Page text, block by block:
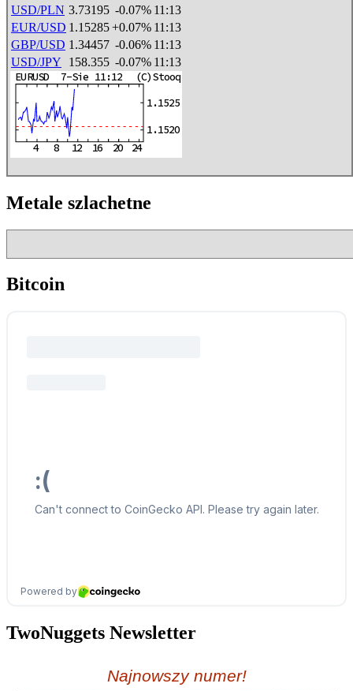
USD/PLN 3.73195 -0.07% 11:13
EUR/USD 1.15285+0.07% 11:13
GBP/USD 1.34457 -0.06% 11:13
USD/JPY
158.355 -0.07% 11:13
Metale szlachetne
Bitcoin
TwoNuggets Newsletter
Najnowszy numer!